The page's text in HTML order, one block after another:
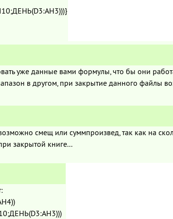
уже данные вами формулы, что бы они
в другом, при закрытие данного файлы
смещ или суммпроизвед, так как на
закрытой книге...